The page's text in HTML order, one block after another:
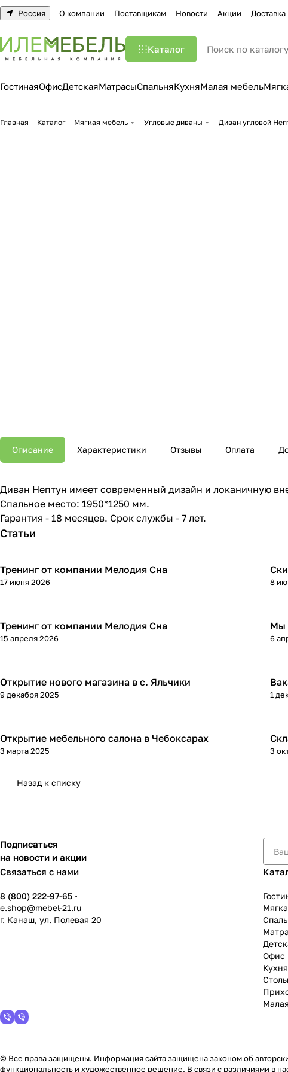
Россия О компании Поставщикам Новости Акции Доставка
Каталог
ГостинаяОфисДетскаяМатрасыСпальняКухняМалая мебель
Главная Каталог Мягкая мебель Угловые диваны Диван угловой
Описание Характеристики Отзывы Оплата
Диван Нептун имеет современный дизайн и локаничную
Спальное место: 1950*1250 мм.
Гарантия - 18 месяцев. Срок службы - 7 лет.
Статьи
Тренинг от компании Мелодия Сна
17 июня 2026 8
Тренинг от компании Мелодия Сна
15 апреля 2026
Мы
6
Открытие нового магазина в с. Яльчики
9 декабря 2025 1
Открытие мебельного салона в Чебоксарах
3 марта 2025 3
Назад к списку
Подписаться
на новости и акции
Связаться с нами
8 (800) 222-97-65
e.shop@mebel-21.ru
г. Канаш, ул. Полевая 20
Офис
Кухня
© Все права защищены. Информация сайта защищена законом об
функциональность и художественное решение. В связи с различиями в